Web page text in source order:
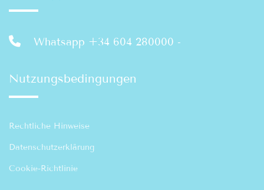
Whatsapp +34 604 280000 -
Nutzungsbedingungen
Rechtliche Hinweise
Datenschutzerklärung
Cookie-Richtlinie